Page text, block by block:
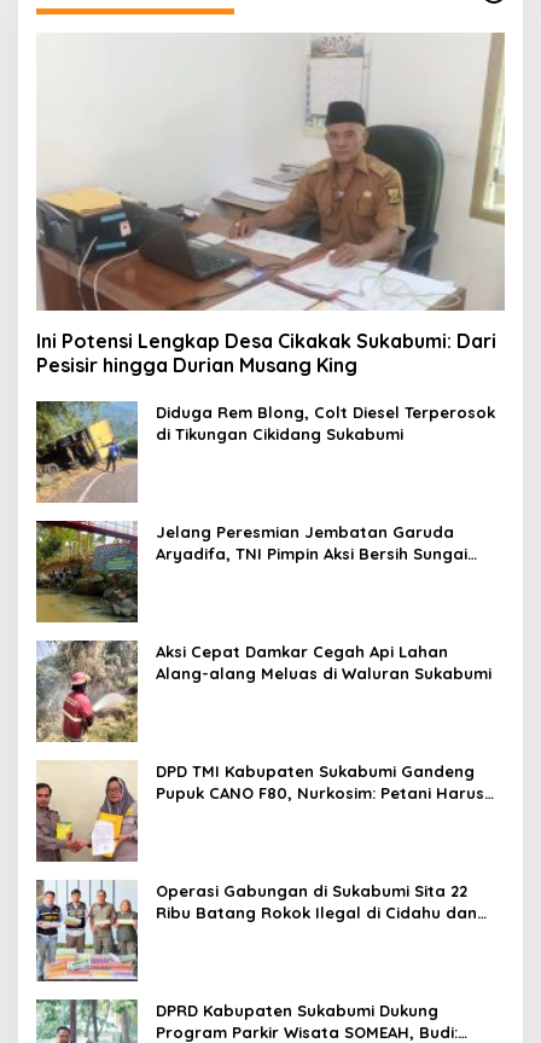
Ini Potensi Lengkap Desa Cikakak Sukabumi: Dari
Pesisir hingga Durian Musang King
Diduga Rem Blong, Colt Diesel Terperosok
di Tikungan Cikidang Sukabumi
Jelang Peresmian Jembatan Garuda
Aryadifa, TNI Pimpin Aksi Bersih Sungai
Aksi Cepat Damkar Cegah Api Lahan
Alang-alang Meluas di Waluran Sukabumi
DPD TMI Kabupaten Sukabumi Gandeng
Pupuk CANO F80, Nurkosim: Petani Harus
Operasi Gabungan di Sukabumi Sita 22
Ribu Batang Rokok Ilegal di Cidahu dan
DPRD Kabupaten Sukabumi Dukung
Program Parkir Wisata SOMEAH, Budi: